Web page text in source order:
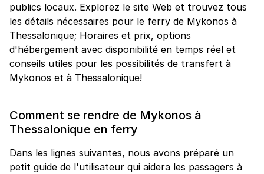
publics locaux. Explorez le site Web et trouvez tous
les détails nécessaires pour le ferry de Mykonos à
Thessalonique; Horaires et prix, options
d'hébergement avec disponibilité en temps réel et
conseils utiles pour les possibilités de transfert à
Mykonos et à Thessalonique!
Comment se rendre de Mykonos à
Thessalonique en ferry
Dans les lignes suivantes, nous avons préparé un
petit guide de l'utilisateur qui aidera les passagers à